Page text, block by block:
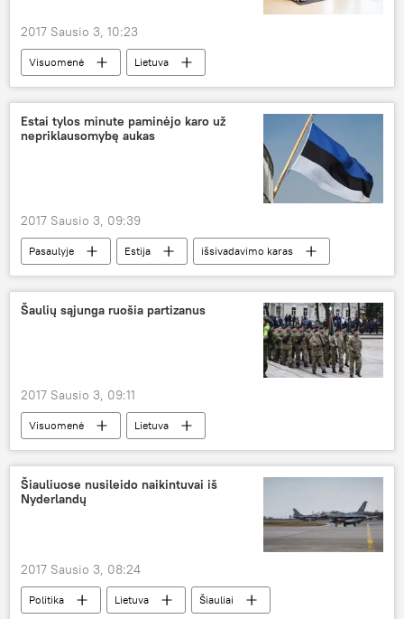
2017 Sausio 3, 10:23
Visuomenė
Lietuva
Jurgita Petrauskienė
Švietimo ir mokslo ministerija
atlyginimai
Švietimas Lietuvoje
Estai tylos minute paminėjo karo už
nepriklausomybę aukas
2017 Sausio 3, 09:39
Pasaulyje Estija
išsivadavimo karas
metinės
Šaulių sąjunga ruošia partizanus
2017 Sausio 3, 09:11
Visuomenė
Lietuva
Lietuvos šaulių sąjunga
karinės pratybos
Šiauliuose nusileido naikintuvai iš
Nyderlandų
2017 Sausio 3, 08:24
Politika Lietuva
Šiauliai